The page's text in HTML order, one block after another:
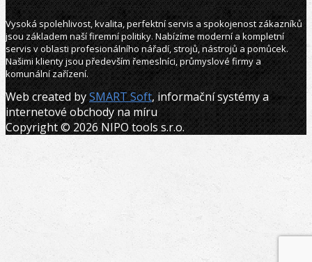
Vysoká spolehlivost, kvalita, perfektní servis a spokojenost zákazníků
jsou základem naší firemní politiky. Nabízíme moderní a kompletní
servis v oblasti profesionálního nářadí, strojů, nástrojů a pomůcek.
Našimi klienty jsou především řemeslníci, průmyslové firmy a
komunální zařízení.
Web created bySMART Soft, informační systémy a
internetové obchody na míru
Copyright © 2026 NIPO tools s.r.o.